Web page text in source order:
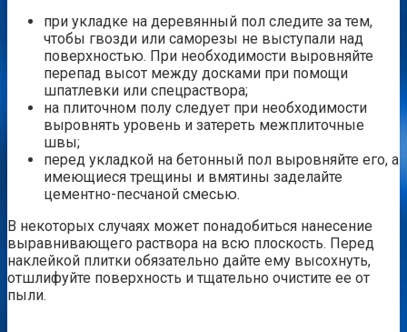
при укладке на деревянный пол следите за тем,
чтобы гвозди или саморезы не выступали над
поверхностью. При необходимости выровняйте
перепад высот между досками при помощи
шпатлевки или спецраствора;
на плиточном полу следует при необходимости
выровнять уровень и затереть межплиточные
швы;
перед укладкой на бетонный пол выровняйте его, а
имеющиеся трещины и вмятины заделайте
цементно-песчаной смесью.
В некоторых случаях может понадобиться нанесение
выравнивающего раствора на всю плоскость. Перед
наклейкой плитки обязательно дайте ему высохнуть,
отшлифуйте поверхность и тщательно очистите ее от
пыли.